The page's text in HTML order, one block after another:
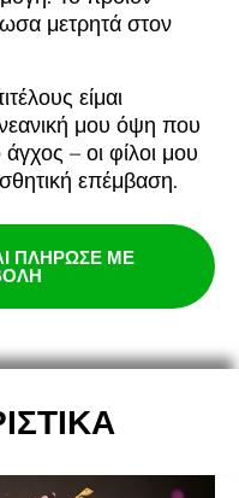
μετρητά στον
είμαι
μου όψη που
άγχος – οι φίλοι μου
επέμβαση.
ΠΛΗΡΩΣΕ ΜΕ